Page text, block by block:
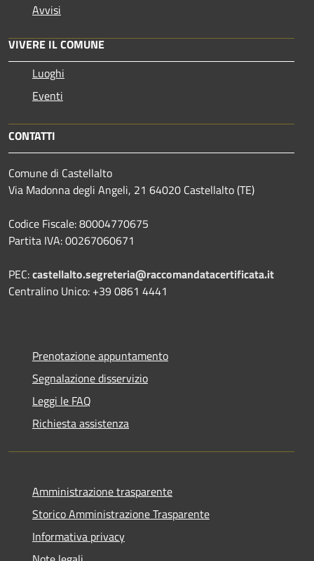
Avvisi
VIVERE IL COMUNE
Luoghi
Eventi
CONTATTI
Comune di Castellalto
Via Madonna degli Angeli, 21 64020 Castellalto (TE)
Codice Fiscale: 80004770675
Partita IVA: 00267060671
PEC:castellalto.segreteria@raccomandatacertificata.it
Centralino Unico: +39 0861 4441
Prenotazione appuntamento
Segnalazione disservizio
Leggi le FAQ
Richiesta assistenza
Amministrazione trasparente
Storico Amministrazione Trasparente
Informativa privacy